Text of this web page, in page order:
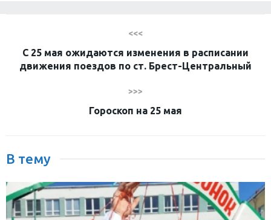
<<<
С 25 мая ожидаются изменения в расписании
движения поездов по ст. Брест-Центральный
>>>
Гороскоп на 25 мая
В тему